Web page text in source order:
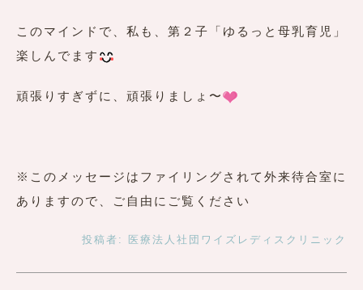
このマインドで、私も、第２子「ゆるっと母乳育児」
楽しんでます
頑張りすぎずに、頑張りましょ〜
※このメッセージはファイリングされて外来待合室に
ありますので、ご自由にご覧ください
投稿者: 医療法人社団ワイズレディスクリニック